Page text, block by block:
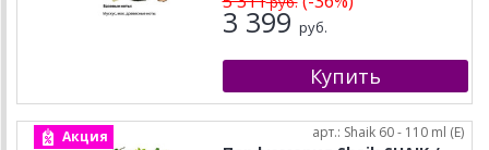
3 399 руб.
Акция арт.: Shaik 60 - 110 ml (E)